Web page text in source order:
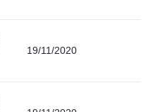
19/11/2020